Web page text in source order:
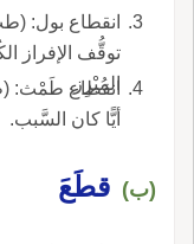
انقطاع بول:
توقُّف الإفراز
المُبْرِز.
انقطاع طَمْث:
أيًّا كان السَّبب.
(ب) قطَعَ